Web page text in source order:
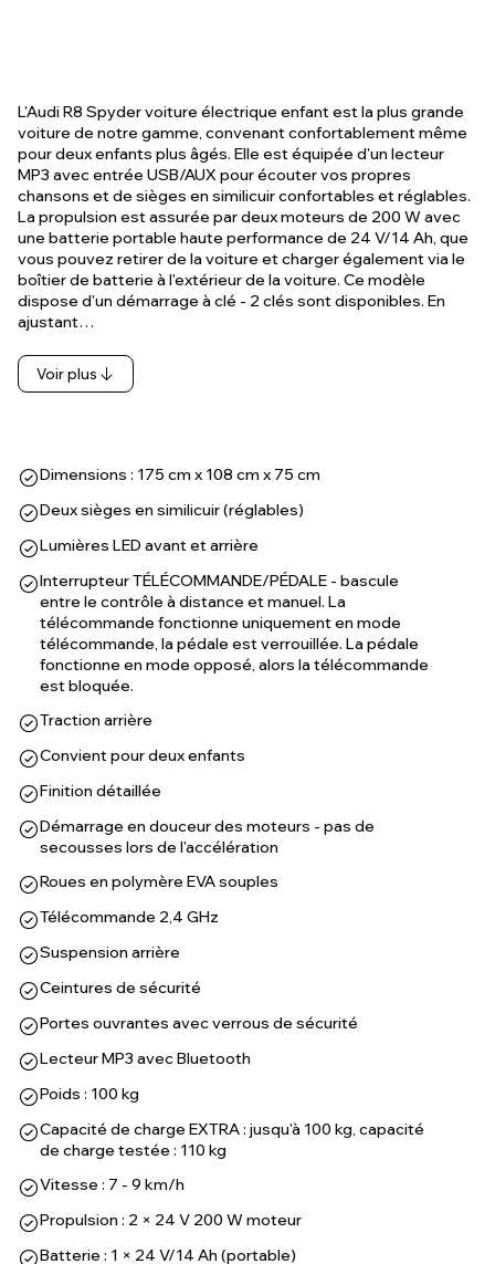
L'Audi R8 Spyder voiture électrique enfant est la plus grande
voiture de notre gamme, convenant confortablement même
pour deux enfants plus âgés. Elle est équipée d'un lecteur
MP3 avec entrée USB/AUX pour écouter vos propres
chansons et de sièges en similicuir confortables et réglables.
La propulsion est assurée par deux moteurs de 200 W avec
une batterie portable haute performance de 24 V/14 Ah, que
vous pouvez retirer de la voiture et charger également via le
boîtier de batterie à l'extérieur de la voiture. Ce modèle
dispose d'un démarrage à clé - 2 clés sont disponibles. En
ajustant…
Voir plus
Dimensions : 175 cm x 108 cm x 75 cm
Deux sièges en similicuir (réglables)
Lumières LED avant et arrière
Interrupteur TÉLÉCOMMANDE/PÉDALE - bascule
entre le contrôle à distance et manuel. La
télécommande fonctionne uniquement en mode
télécommande, la pédale est verrouillée. La pédale
fonctionne en mode opposé, alors la télécommande
est bloquée.
Traction arrière
Convient pour deux enfants
Finition détaillée
Démarrage en douceur des moteurs - pas de
secousses lors de l'accélération
Roues en polymère EVA souples
Télécommande 2,4 GHz
Suspension arrière
Ceintures de sécurité
Portes ouvrantes avec verrous de sécurité
Lecteur MP3 avec Bluetooth
Poids : 100 kg
Capacité de charge EXTRA : jusqu'à 100 kg, capacité
de charge testée : 110 kg
Vitesse : 7 - 9 km/h
Propulsion : 2 × 24 V 200 W moteur
Batterie : 1 × 24 V/14 Ah (portable)